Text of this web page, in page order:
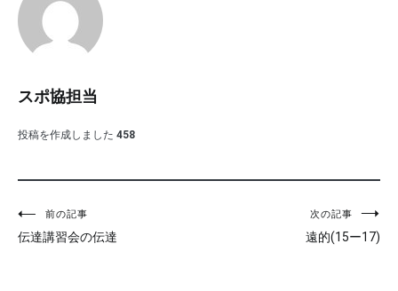
スポ協担当
投稿を作成しました 458
投
稿
前の記事
伝達講習会の伝達
次の記事
遠的(15ー17)